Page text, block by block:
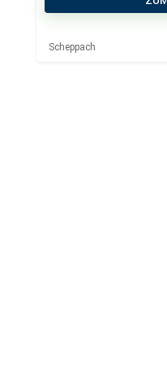
Scheppach